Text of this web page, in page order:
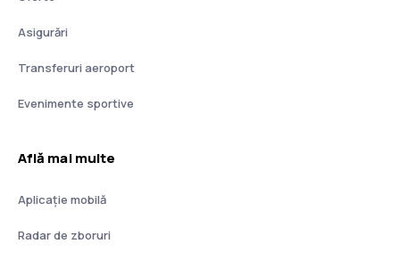
Asigurări
Transferuri aeroport
Evenimente sportive
Află mai multe
Aplicație mobilă
Radar de zboruri